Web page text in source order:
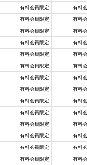
有料会員限定
有料
有料会員限定
有料
有料会員限定
有料
有料会員限定
有料
有料会員限定
有料
有料会員限定
有料
有料会員限定
有料
有料会員限定
有料
有料会員限定
有料
有料会員限定
有料
有料会員限定
有料
有料会員限定
有料
有料会員限定
有料
有料会員限定
有料